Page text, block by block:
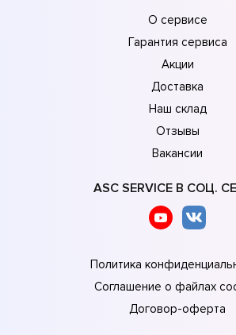
О сервисе
Гарантия сервиса
Акции
Доставка
Наш склад
Отзывы
Вакансии
ASC SERVICE В СОЦ.
Политика
Соглашение о файлах
Договор-оферта